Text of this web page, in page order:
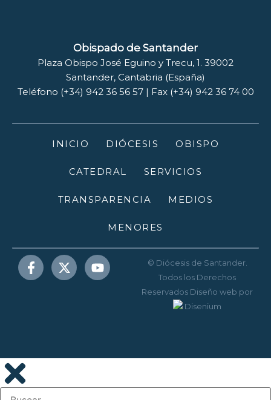
Obispado de Santander
Plaza Obispo José Eguino y Trecu, 1. 39002
Santander, Cantabria (España)
Teléfono (+34) 942 36 56 57 | Fax (+34) 942 36 74 00
INICIO DIÓCESIS OBISPO
CATEDRAL SERVICIOS
TRANSPARENCIA MEDIOS
MENORES
© Diócesis de Santander.
Todos los Derechos
Reservados Diseño web por
Disenium